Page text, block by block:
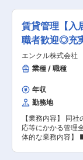
MVP制度なども充
市と三郷市の案件
業務をご担当いた
ました。 本募集
央店での採用も可
郷中央店を展開し
看板や東武バスの
様からのお問合せ
い環境です。 同社
し、共に成長でき
をしたい方」「仕
組みたい方」「地
頑張り次第で給与
ある方からの応募
建物の資産価値を
担当いただきます。 【具体的な業務内容】
件の収益改善提案 ■
ラブル対応 ■建物
回点検/保全点検/
や給湯器等の設備
力会社への手配 ■
オーナー交渉 事務
空室物件確認の上マー
メント】 エンクル
え、地域密着型企
築・リフォームな
開しております。
ションに不動産を
タルで支えるライ
らしを基軸とし、
賃貸管理【入
職者歓迎◎充
エンクル株式会社
業種 / 職種
年収
勤務地
【業務内容】 同
応等にかかる管理全
体的な業務内容】